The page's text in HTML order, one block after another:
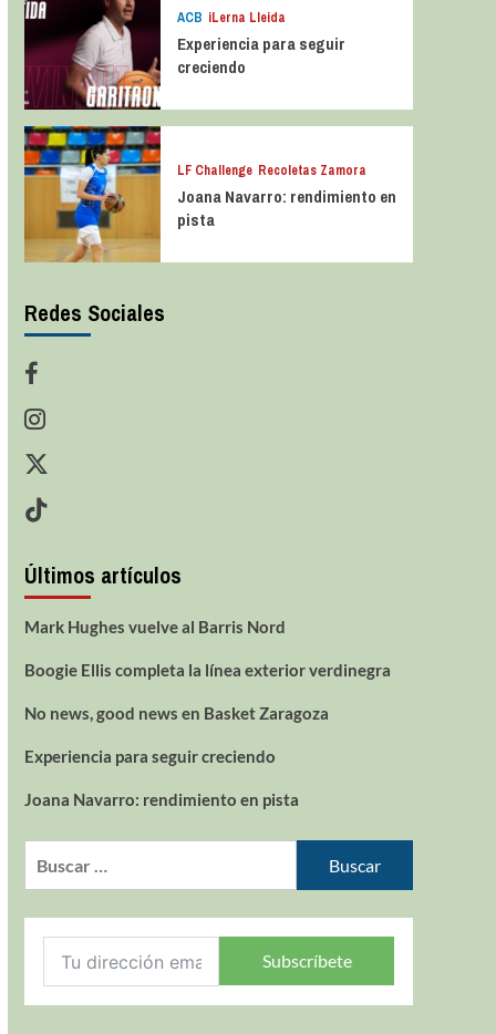
ACB iLerna Lleida
Experiencia para seguir
creciendo
LF Challenge Recoletas Zamora
Joana Navarro: rendimiento en
pista
Redes Sociales
Últimos artículos
Mark Hughes vuelve al Barris Nord
Boogie Ellis completa la línea exterior verdinegra
No news, good news en Basket Zaragoza
Experiencia para seguir creciendo
Joana Navarro: rendimiento en pista
Subscríbete